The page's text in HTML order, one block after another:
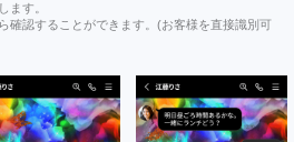
ます。
確認することができます。(お客様を直接識別可